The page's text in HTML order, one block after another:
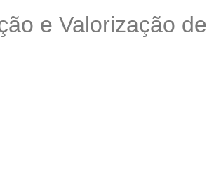
e Valorização de